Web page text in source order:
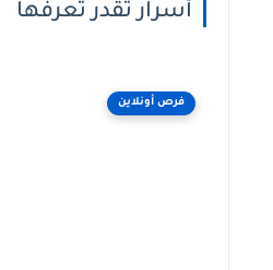
أسرار تقدر تعرفها
فرص أونلاين